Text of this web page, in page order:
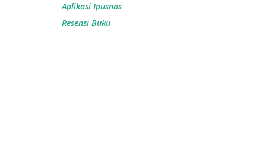
Aplikasi Ipusnas
Resensi Buku